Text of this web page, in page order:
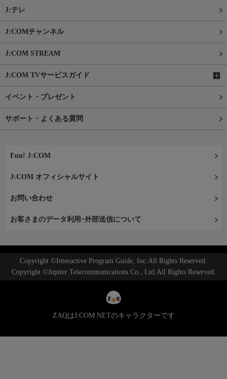
J:テレ
J:COMチャンネル
J:COM STREAM
J:COM TVサービスガイド
イベント・プレゼント
サポート・よくある質問
Fun! J:COM
J:COM オフィシャルサイト
お問い合わせ
お客さまのデータ利用･外部送信について
Copyright ©Interactive Program Guide, Inc.All Rights Reserved.
Copyright ©Jupiter Telecommunications Co., Ltd.All Rights Reserved.
ZAQはJ:COM NETのキャラクターです